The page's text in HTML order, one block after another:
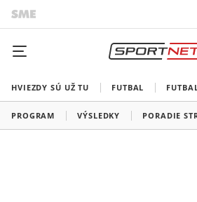
HVIEZDY SÚ UŽ TU FUTBAL
PROGRAM VÝSLEDKY PORADIE